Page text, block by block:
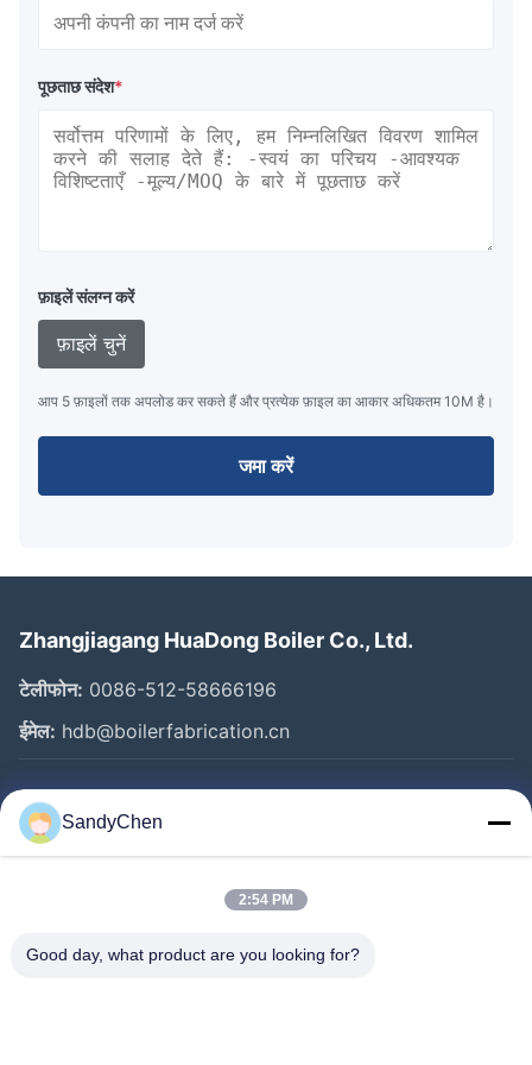
पूछताछ संदेश*
फ़ाइलें संलग्न करें
फ़ाइलें चुनें
आप 5 फ़ाइलों तक अपलोड कर सकते हैं और प्रत्येक फ़ाइल का आकार अधिकतम 10M है।
जमा करें
Zhangjiagang HuaDong Boiler Co., Ltd.
टेलीफोन: 0086-512-58666196
ईमेल: hdb@boilerfabrication.cn
त्वरित लिंक
घर
वीडियो
SandyChen
2:54 PM
Good day, what product are you looking for?